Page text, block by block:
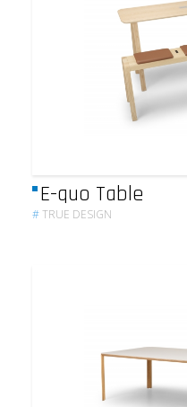
E-quo Table
#TRUE DESIGN